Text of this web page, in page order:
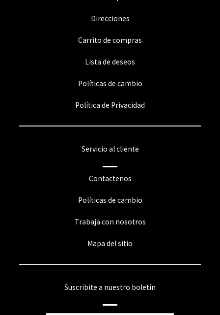
Direcciones
Carrito de compras
Lista de deseos
Políticas de cambio
Política de Privacidad
Servicio al cliente
Contactenos
Políticas de cambio
Trabaja con nosotros
Mapa del sitio
Suscribite a nuestro boletín